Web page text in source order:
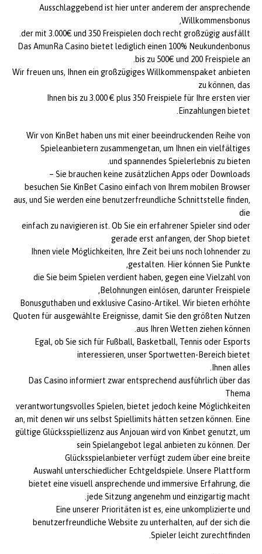
Ausschlaggebend ist hier unter anderem der ansprechende
Willkommensbonus,
der mit 3.000€ und 350 Freispielen doch recht großzügig ausfällt.
Das AmunRa Casino bietet lediglich einen 100% Neukundenbonus
bis zu 500€ und 200 Freispiele an.
Wir freuen uns, Ihnen ein großzügiges Willkommenspaket anbieten
zu können, das
Ihnen bis zu 3.000 € plus 350 Freispiele für Ihre ersten vier
Einzahlungen bietet.
Wir von KinBet haben uns mit einer beeindruckenden Reihe von
Spieleanbietern zusammengetan, um Ihnen ein vielfältiges
und spannendes Spielerlebnis zu bieten.
Sie brauchen keine zusätzlichen Apps oder Downloads –
besuchen Sie KinBet Casino einfach von Ihrem mobilen Browser
aus, und Sie werden eine benutzerfreundliche Schnittstelle finden,
die
einfach zu navigieren ist. Ob Sie ein erfahrener Spieler sind oder
gerade erst anfangen, der Shop bietet
Ihnen viele Möglichkeiten, Ihre Zeit bei uns noch lohnender zu
gestalten. Hier können Sie Punkte,
die Sie beim Spielen verdient haben, gegen eine Vielzahl von
Belohnungen einlösen, darunter Freispiele,
Bonusguthaben und exklusive Casino-Artikel. Wir bieten erhöhte
Quoten für ausgewählte Ereignisse, damit Sie den größten Nutzen
aus Ihren Wetten ziehen können.
Egal, ob Sie sich für Fußball, Basketball, Tennis oder Esports
interessieren, unser Sportwetten-Bereich bietet
Ihnen alles.
Das Casino informiert zwar entsprechend ausführlich über das
Thema
verantwortungsvolles Spielen, bietet jedoch keine Möglichkeiten
an, mit denen wir uns selbst Spiellimits hätten setzen können. Eine
gültige Glücksspiellizenz aus Anjouan wird von Kinbet genutzt, um
sein Spielangebot legal anbieten zu können. Der
Glücksspielanbieter verfügt zudem über eine breite
Auswahl unterschiedlicher Echtgeldspiele. Unsere Plattform
bietet eine visuell ansprechende und immersive Erfahrung, die
jede Sitzung angenehm und einzigartig macht.
Eine unserer Prioritäten ist es, eine unkomplizierte und
benutzerfreundliche Website zu unterhalten, auf der sich die
Spieler leicht zurechtfinden.